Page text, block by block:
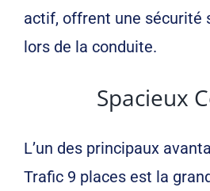
actif, offrent une sécurité
lors de la conduite.
Spacieux
L’un des principaux
Trafic 9 places est la